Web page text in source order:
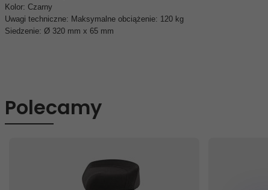
Kolor: Czarny
Uwagi techniczne: Maksymalne obciążenie: 120 kg
Siedzenie: Ø 320 mm x 65 mm
Polecamy